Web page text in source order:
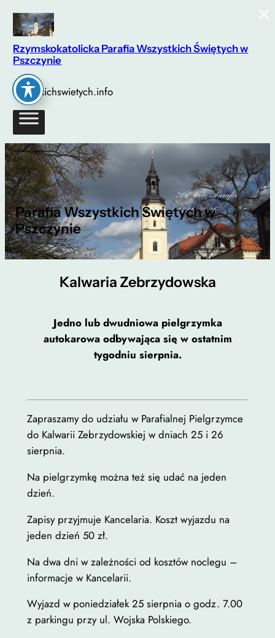
Przejdź
do
treści
Rzymskokatolicka Parafia Wszystkich Świętych w
Pszczynie
wszystkichswietych.info
Parafia Wszystkich Świętych w
Pszczynie
Kalwaria Zebrzydowska
Jedno lub dwudniowa pielgrzymka
autokarowa odbywająca się w ostatnim
tygodniu sierpnia.
Zapraszamy do udziału w Parafialnej Pielgrzymce
do Kalwarii Zebrzydowskiej w dniach 25 i 26
sierpnia.
Na pielgrzymkę można też się udać na jeden
dzień.
Zapisy przyjmuje Kancelaria. Koszt wyjazdu na
jeden dzień 50 zł.
Na dwa dni w zależności od kosztów noclegu –
informacje w Kancelarii.
Wyjazd w poniedziałek 25 sierpnia o godz. 7.00
z parkingu przy ul. Wojska Polskiego.
×
nie są
opcjonalne. Są
one potrzebne
strony
poprawić
strony
internetowej,